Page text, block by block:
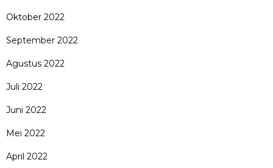
Oktober 2022
September 2022
Agustus 2022
Juli 2022
Juni 2022
Mei 2022
April 2022